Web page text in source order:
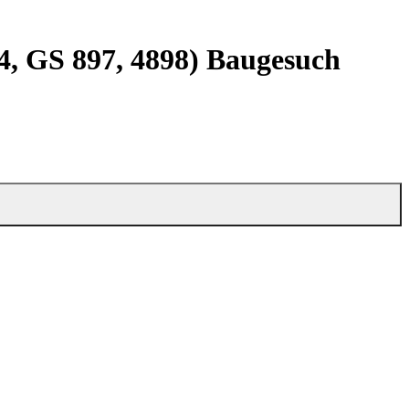
GS 897, 4898) Baugesuch